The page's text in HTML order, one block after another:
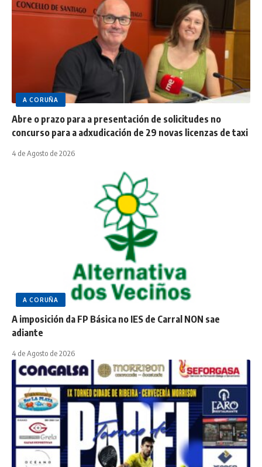
A CORUÑA
Abre o prazo para a presentación de solicitudes no
concurso para a adxudicación de 29 novas licenzas de taxi
4 de Agosto de 2026
A CORUÑA
A imposición da FP Básica no IES de Carral NON sae
adiante
4 de Agosto de 2026